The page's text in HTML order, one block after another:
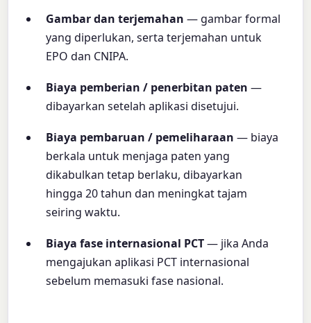
Gambar dan terjemahan — gambar formal
yang diperlukan, serta terjemahan untuk
EPO dan CNIPA.
Biaya pemberian / penerbitan paten —
dibayarkan setelah aplikasi disetujui.
Biaya pembaruan / pemeliharaan — biaya
berkala untuk menjaga paten yang
dikabulkan tetap berlaku, dibayarkan
hingga 20 tahun dan meningkat tajam
seiring waktu.
Biaya fase internasional PCT— jika Anda
mengajukan aplikasi PCT internasional
sebelum memasuki fase nasional.